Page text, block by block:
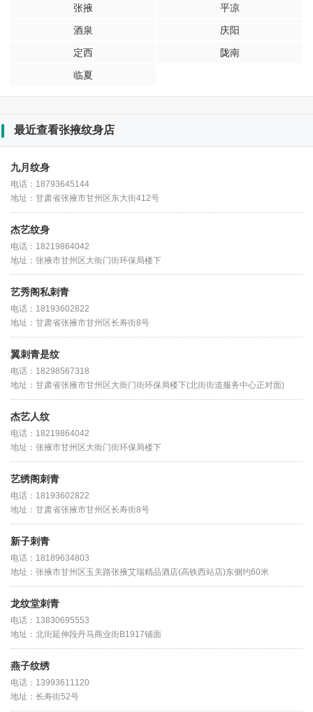
张掖
平凉
酒泉
庆阳
定西
陇南
临夏
最近查看张掖纹身店
九月纹身
电话：18793645144
地址：甘肃省张掖市甘州区东大街412号
杰艺纹身
电话：18219864042
地址：张掖市甘州区大衙门街环保局楼下
艺秀阁私刺青
电话：18193602822
地址：甘肃省张掖市甘州区长寿街8号
翼刺青是纹
电话：18298567318
地址：甘肃省张掖市甘州区大衙门街环保局楼下(北街街道服务中心正对面)
杰艺人纹
电话：18219864042
地址：张掖市甘州区大衙门街环保局楼下
艺绣阁刺青
电话：18193602822
地址：甘肃省张掖市甘州区长寿街8号
新子刺青
电话：18189634803
地址：张掖市甘州区玉关路张掖艾瑞精品酒店(高铁西站店)东侧约60米
龙纹堂刺青
电话：13830695553
地址：北街延伸段丹马商业街B1917铺面
燕子纹绣
电话：13993611120
地址：长寿街52号